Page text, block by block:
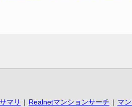
マリ Realnetマンションサーチ マ